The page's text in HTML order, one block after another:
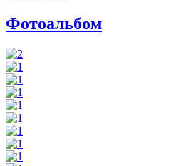
Фотоальбом